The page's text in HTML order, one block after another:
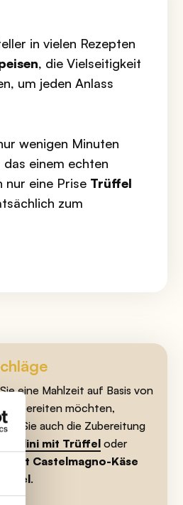
in vielen Rezepten
, die Vielseitigkeit
um jeden Anlass
wenigen Minuten
einem echten
nur eine Prise Trüffel
zum
eine Mahlzeit auf Basis von
zubereiten möchten,
Sie auch die Zubereitung
mit Trüffeloder
mit Castelmagno-Käse
.